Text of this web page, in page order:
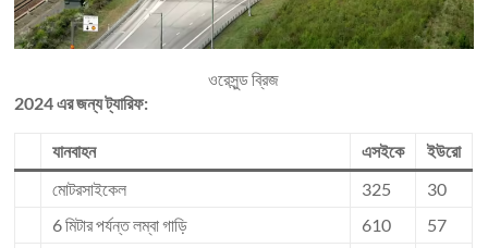
ওরেসুন্ড ব্রিজ
2024 এর জন্য ট্যারিফ:
যানবাহন এসইকে
ইউরো
মোটরসাইকেল
325
30
6 মিটার পর্যন্ত লম্বা গাড়ি
610
57